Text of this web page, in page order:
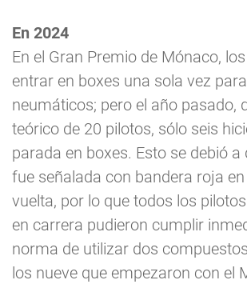
En 2024
En el Gran Premio de Mónaco,
entrar en boxes una sola vez
neumáticos; pero el año pasado,
teórico de 20 pilotos, sólo seis
parada en boxes. Esto se debió a
fue señalada con bandera roja
vuelta, por lo que todos los
en carrera pudieron cumplir
norma de utilizar dos
los nueve que empezaron con el